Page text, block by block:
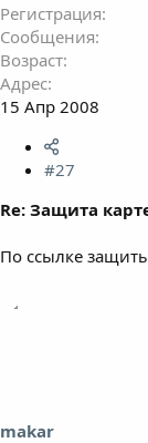
Регистрация
Сообщения
Возраст
Адрес
15 Апр 2008
#27
Re: Защита
По ссылке
makar